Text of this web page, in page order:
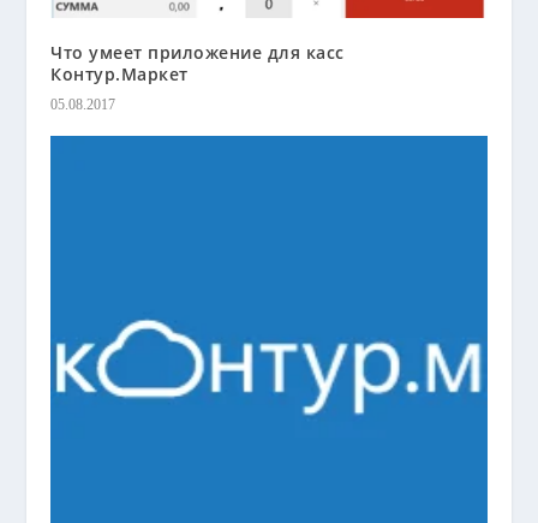
Что умеет приложение для касс
Контур.Маркет
05.08.2017